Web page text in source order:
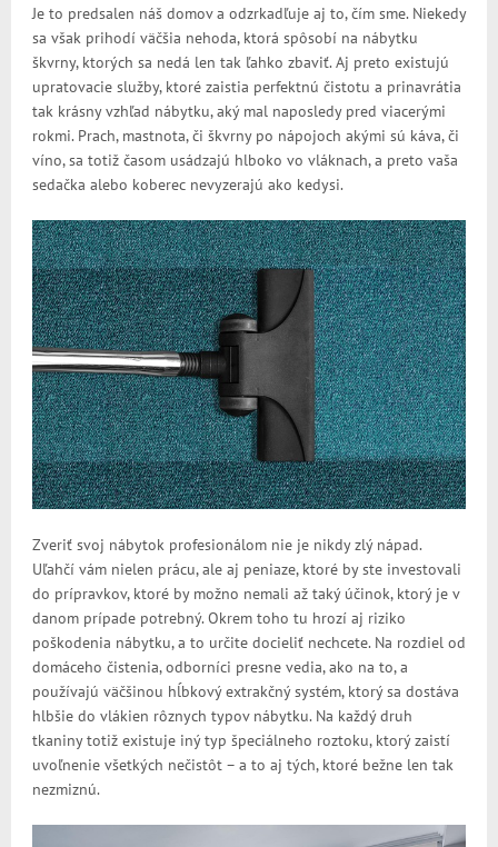
Je to predsalen náš domov a odzrkadľuje aj to, čím sme. Niekedy
sa však prihodí väčšia nehoda, ktorá spôsobí na nábytku
škvrny, ktorých sa nedá len tak ľahko zbaviť. Aj preto existujú
upratovacie služby, ktoré zaistia perfektnú čistotu a prinavrátia
tak krásny vzhľad nábytku, aký mal naposledy pred viacerými
rokmi. Prach, mastnota, či škvrny po nápojoch akými sú káva, či
víno, sa totiž časom usádzajú hlboko vo vláknach, a preto vaša
sedačka alebo koberec nevyzerajú ako kedysi.
Zveriť svoj nábytok profesionálom nie je nikdy zlý nápad.
Uľahčí vám nielen prácu, ale aj peniaze, ktoré by ste investovali
do prípravkov, ktoré by možno nemali až taký účinok, ktorý je v
danom prípade potrebný. Okrem toho tu hrozí aj riziko
poškodenia nábytku, a to určite docieliť nechcete. Na rozdiel od
domáceho čistenia, odborníci presne vedia, ako na to, a
používajú väčšinou hĺbkový extrakčný systém, ktorý sa dostáva
hlbšie do vlákien rôznych typov nábytku. Na každý druh
tkaniny totiž existuje iný typ špeciálneho roztoku, ktorý zaistí
uvoľnenie všetkých nečistôt – a to aj tých, ktoré bežne len tak
nezmiznú.